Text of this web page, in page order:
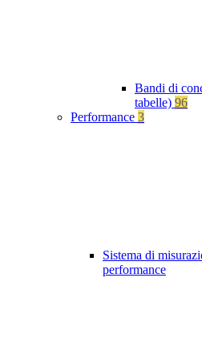
Bandi di
tabelle) 96
Performance 3
Sistema di
performance